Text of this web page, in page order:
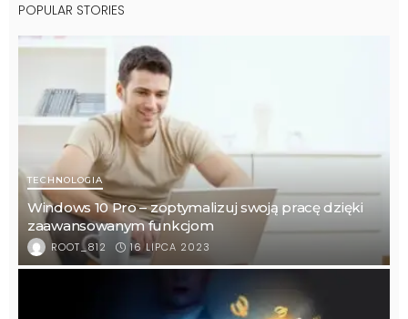
POPULAR STORIES
TECHNOLOGIA
Windows 10 Pro – zoptymalizuj swoją pracę dzięki
zaawansowanym funkcjom
ROOT_812 16 LIPCA 2023